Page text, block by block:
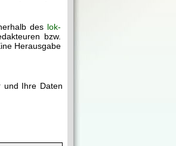
des lok-
bzw.
Herausgabe
und Ihre Daten